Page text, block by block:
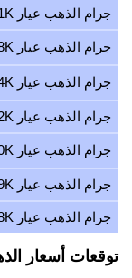
جرام الذهب عيار 21K
جرام الذهب عيار 18K
جرام الذهب عيار 14K
جرام الذهب عيار 12K
جرام الذهب عيار 10K
جرام الذهب عيار 9K
جرام الذهب عيار 8K
توقعات أسعار